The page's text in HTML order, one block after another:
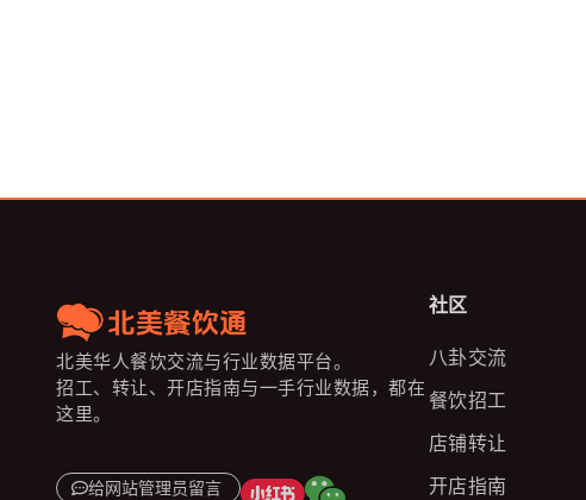
北美华人餐饮交流与行业数据平台。
招工、转让、开店指南与一手行业数据，都在
这里。
给网站管理员留言
社区
八卦交流
餐饮招工
店铺转让
开店指南